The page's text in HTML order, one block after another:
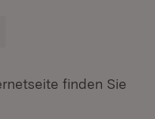
finden Sie